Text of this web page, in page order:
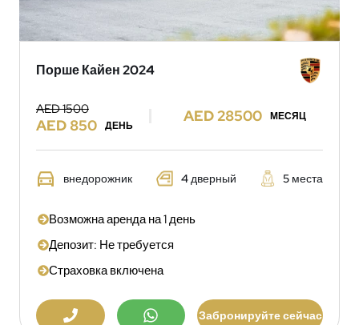
Порше Кайен 2024
AED 1500
AED 850 ДЕНЬ
AED 28500 МЕСЯЦ
внедорожник 4 дверный 5 места
Возможна аренда на 1 день
Депозит: Не требуется
Страховка включена
Забронируйте сейчас